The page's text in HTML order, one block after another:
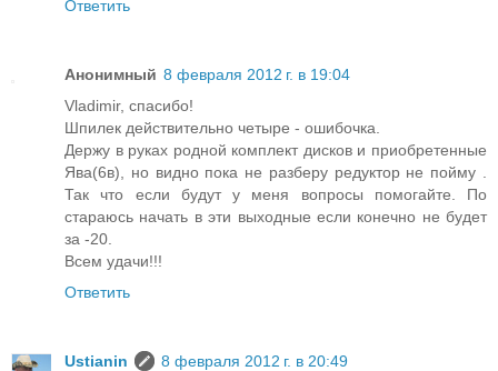
Ответить
Анонимный 8 февраля 2012 г. в 19:04
Vladimir, спасибо!
Шпилек действительно четыре - ошибочка.
Держу в руках родной комплект дисков и приобретенные
Ява(6в), но видно пока не разберу редуктор не пойму .
Так что если будут у меня вопросы помогайте. По
стараюсь начать в эти выходные если конечно не будет
за -20.
Всем удачи!!!
Ответить
Ustianin
8 февраля 2012 г. в 20:49